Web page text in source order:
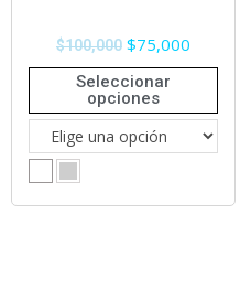
$100,000 $75,000
Seleccionar
opciones